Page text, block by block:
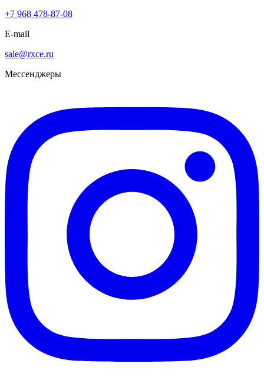
+7 968 478-87-08
E-mail
sale@rxce.ru
Мессенджеры